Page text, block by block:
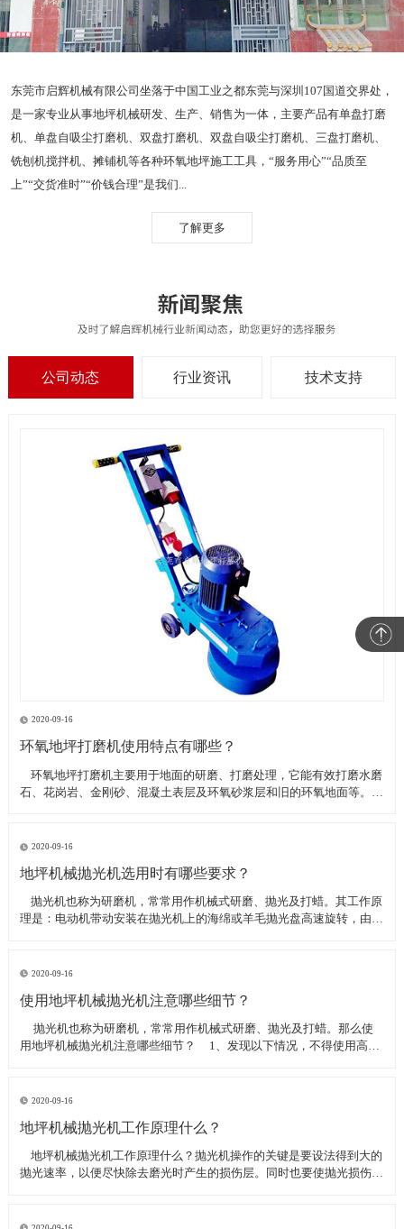
东莞市启辉机械有限公司坐落于中国工业之都东莞与深圳107国道交界处，
是一家专业从事地坪机械研发、生产、销售为一体，主要产品有单盘打磨
机、单盘自吸尘打磨机、双盘打磨机、双盘自吸尘打磨机、三盘打磨机、
铣刨机搅拌机、摊铺机等各种环氧地坪施工工具，“服务用心”“品质至
上”“交货准时”“价钱合理”是我们...
了解更多
公司动态 行业资讯 技术支持
2020-09-16
环氧地坪打磨机使用特点有哪些？
​ 环氧地坪打磨机主要用于地面的研磨、打磨处理，它能有效打磨水磨
石、花岗岩、金刚砂、混凝土表层及环氧砂浆层和旧的环氧地面等。具
地坪工程处理的必备设
2020-09-16
地坪机械抛光机选用时有哪些要求？
​ 抛光机也称为研磨机，常常用作机械式研磨、抛光及打蜡。其工作原
理是：电动机带动安装在抛光机上的海绵或羊毛抛光盘高速旋转，由于
求？
2020-09-16
使用地坪机械抛光机注意哪些细节？
​ 抛光机也称为研磨机，常常用作机械式研磨、抛光及打蜡。那么使
用地坪机械抛光机注意哪些细节？ 1、发现以下情况，不得使用高速
2020-09-16
地坪机械抛光机工作原理什么？
​ 地坪机械抛光机工作原理什么？抛光机操作的关键是要设法得到大的
抛光速率，以便尽快除去磨光时产生的损伤层。同时也要使抛光损伤层
较深；后者要求使用最细的